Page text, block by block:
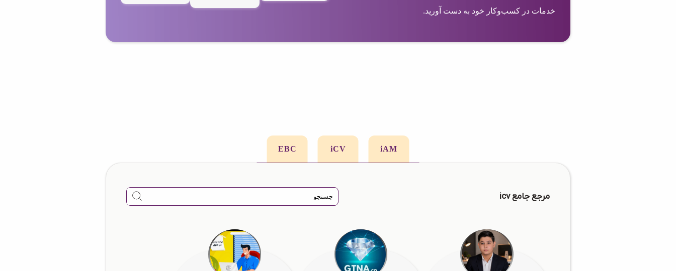
خدمات در کسب‌وکار خود به دست آورید.
iAM
iCV
EBC
مرجع جامع icv